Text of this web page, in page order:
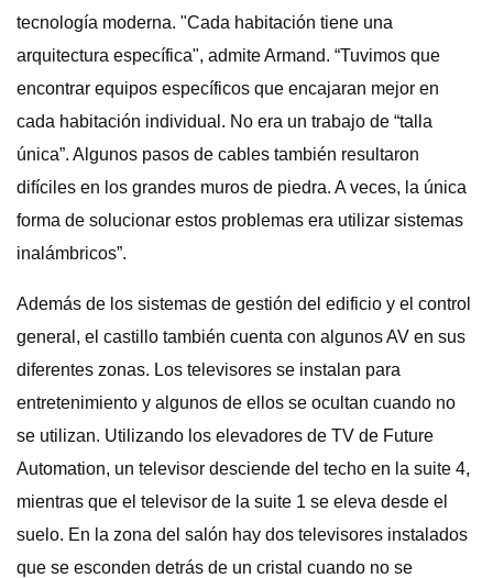
tecnología moderna. "Cada habitación tiene una
arquitectura específica", admite Armand. “Tuvimos que
encontrar equipos específicos que encajaran mejor en
cada habitación individual. No era un trabajo de “talla
única”. Algunos pasos de cables también resultaron
difíciles en los grandes muros de piedra. A veces, la única
forma de solucionar estos problemas era utilizar sistemas
inalámbricos”.
Además de los sistemas de gestión del edificio y el control
general, el castillo también cuenta con algunos AV en sus
diferentes zonas. Los televisores se instalan para
entretenimiento y algunos de ellos se ocultan cuando no
se utilizan. Utilizando los elevadores de TV de Future
Automation, un televisor desciende del techo en la suite 4,
mientras que el televisor de la suite 1 se eleva desde el
suelo. En la zona del salón hay dos televisores instalados
que se esconden detrás de un cristal cuando no se